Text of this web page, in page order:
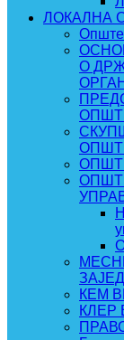
ЛОКАЛНА
О
КЕМ
КЛЕР